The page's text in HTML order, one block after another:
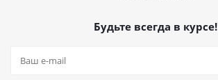
Будьте всегда в курсе!